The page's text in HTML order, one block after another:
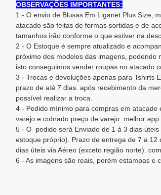
OBSERVAÇÕES IMPORTANTES:
1 - O envio de Blusas Em Liganet Plus Size,
atacado são feitas de formas sortidas e de
tamanhos irão conforme o que estiver na
2 - O Estoque é sempre atualizado e
próximo dos modelos das imagens,
isto conseguimos vender roupas no atacado
3 - Trocas e devoluções apenas para Tshirts
prazo de até 7 dias. após recebimento da
possível realizar a troca.
4 - Pedido mínimo para compras em
varejo e cobrado preço de varejo. melhor
5 - O pedido será Enviado de 1 à 3 dias
estoque próprio). Prazo de entrega de 7 a
dias úteis via Aéreo (exceto região norte).
6 - As imagens são reais, porém estampas e